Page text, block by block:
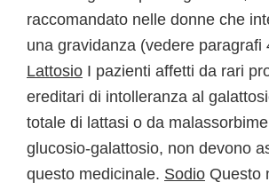
raccomandato nelle donne che
una gravidanza (vedere paragrafi
Lattosio I pazienti affetti da rari
ereditari di intolleranza al
totale di lattasi o da
glucosio-galattosio, non devono
questo medicinale. Sodio Questo